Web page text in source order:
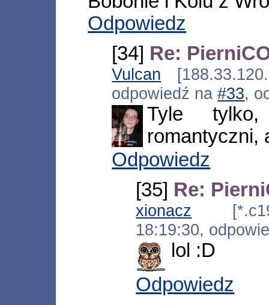
Odpowiedz
[34] Re:
Vulcan
odpowiedź na#33,
Tyle
romantyczni,
Odpowiedz
[35] Re:
xionacz
18:19:30,
lol :D
Odpowiedz